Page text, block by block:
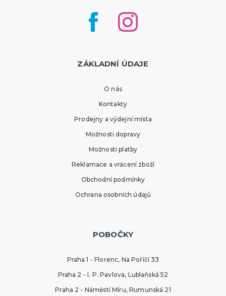
ZÁKLADNÍ ÚDAJE
O nás
Kontakty
Prodejny a výdejní místa
Možnosti dopravy
Možnosti platby
Reklamace a vrácení zboží
Obchodní podmínky
Ochrana osobních údajů
POBOČKY
Praha 1 - Florenc, Na Poříčí 33
Praha 2 - I. P. Pavlova, Lublaňská 52
Praha 2 - Náměstí Míru, Rumunská 21